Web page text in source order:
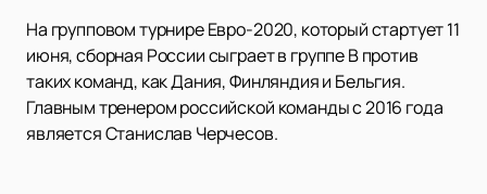
На групповом турнире Евро-2020, который стартует 11
июня, сборная России сыграет в группе В против
таких команд, как Дания, Финляндия и Бельгия.
Главным тренером российской команды с 2016 года
является Станислав Черчесов.